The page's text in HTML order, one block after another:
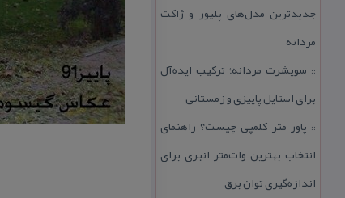
جدیدترین مدل‌های پلیور و ژاكت
مردانه
:: سویشرت مردانه؛ تركیب ایده‌آل
برای استایل پاییزی و زمستانی
:: پاور متر كلمپی چیست؟ راهنمای
انتخاب بهترین وات‌متر انبری برای
اندازه‌گیری توان برق